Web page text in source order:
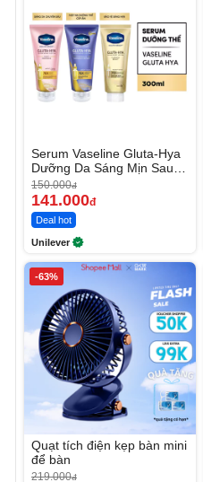
Serum Vaseline Gluta-Hya
Dưỡng Da Sáng Mịn Sau 7
Ngày
150.000đ
141.000đ
Deal hot
Unilever
-63%
Quạt tích điện kẹp bàn mini
để bàn
219.000đ